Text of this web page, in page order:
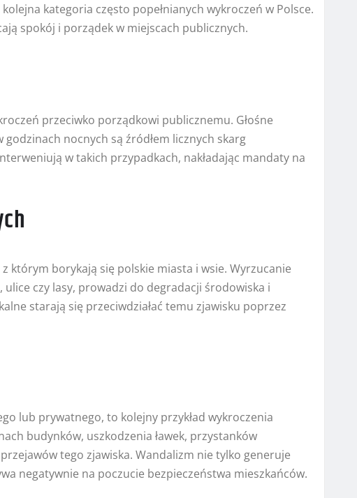
kategoria często popełnianych wykroczeń w Polsce.
spokój i porządek w miejscach publicznych.
przeciwko porządkowi publicznemu. Głośne
nocnych są źródłem licznych skarg
w takich przypadkach, nakładając mandaty na
którym borykają się polskie miasta i wsie. Wyrzucanie
czy lasy, prowadzi do degradacji środowiska i
starają się przeciwdziałać temu zjawisku poprzez
lub prywatnego, to kolejny przykład wykroczenia
budynków, uszkodzenia ławek, przystanków
tego zjawiska. Wandalizm nie tylko generuje
negatywnie na poczucie bezpieczeństwa mieszkańców.